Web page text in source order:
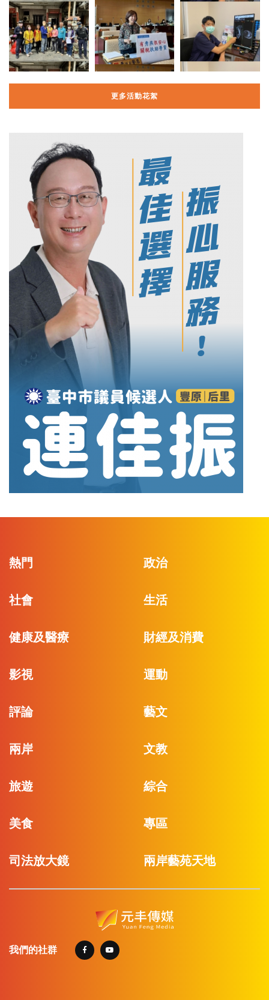
更多活動花絮
熱門 政治
社會 生活
健康及醫療 財經及消費
影視 運動
評論 藝文
兩岸 文教
旅遊 綜合
美食 專區
司法放大鏡 兩岸藝苑天地
我們的社群